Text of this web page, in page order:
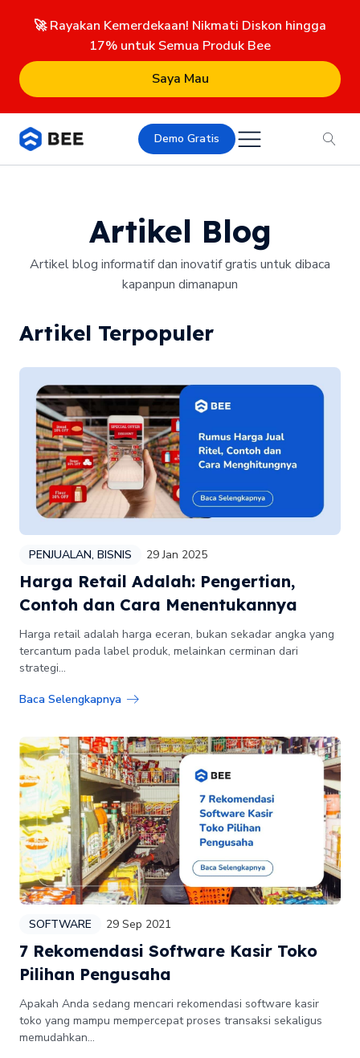
🚀 Rayakan Kemerdekaan! Nikmati Diskon hingga
17% untuk Semua Produk Bee
Saya Mau
Demo Gratis
Artikel Blog
Artikel blog informatif dan inovatif gratis untuk dibaca
kapanpun dimanapun
Artikel Terpopuler
PENJUALAN, BISNIS 29 Jan 2025
Harga Retail Adalah: Pengertian,
Contoh dan Cara Menentukannya
Harga retail adalah harga eceran, bukan sekadar angka yang
tercantum pada label produk, melainkan cerminan dari
strategi...
Baca Selengkapnya
SOFTWARE 29 Sep 2021
7 Rekomendasi Software Kasir Toko
Pilihan Pengusaha
Apakah Anda sedang mencari rekomendasi software kasir
toko yang mampu mempercepat proses transaksi sekaligus
memudahkan...